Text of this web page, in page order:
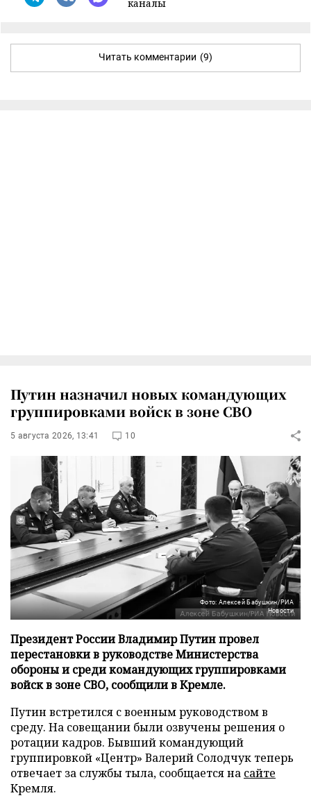
каналы
Читать комментарии (9)
Путин назначил новых командующих
группировками войск в зоне СВО
5 августа 2026, 13:41 10
Фото: Алексей Бабушкин/РИА
Новости
Президент России Владимир Путин провел
перестановки в руководстве Министерства
обороны и среди командующих группировками
войск в зоне СВО, сообщили в Кремле.
Путин встретился с военным руководством в
среду. На совещании были озвучены решения о
ротации кадров. Бывший командующий
группировкой «Центр» Валерий Солодчук теперь
отвечает за службы тыла, сообщается на сайте
Кремля.